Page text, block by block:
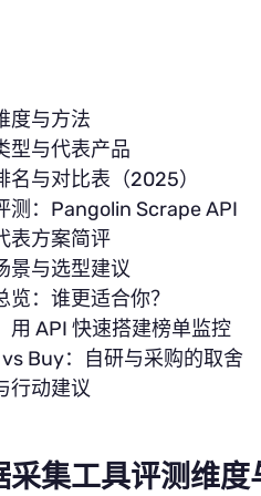
度与方法
型与代表产品
名与对比表（2025）
测：Pangolin Scrape API
表方案简评
景与选型建议
览：谁更适合你？
用 API 快速搭建榜单监控
Buy：自研与采购的取舍
行动建议
采集工具评测维度